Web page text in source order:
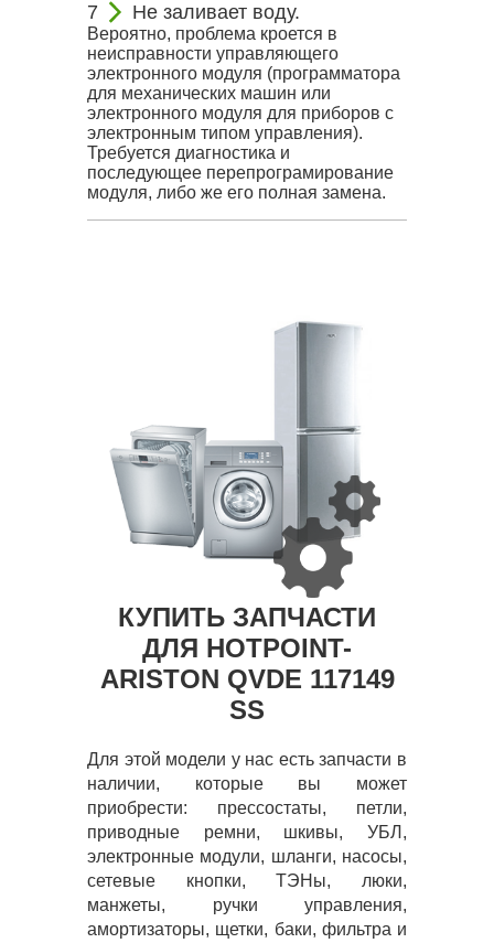
Не заливает воду.
Вероятно, проблема кроется в
неисправности управляющего
электронного модуля (программатора
для механических машин или
электронного модуля для приборов с
электронным типом управления).
Требуется диагностика и
последующее перепрограмирование
модуля, либо же его полная замена.
КУПИТЬ ЗАПЧАСТИ
ДЛЯ HOTPOINT-
ARISTON QVDE 117149
SS
Для этой модели у нас есть запчасти в
наличии, которые вы может
приобрести: прессостаты, петли,
приводные ремни, шкивы, УБЛ,
электронные модули, шланги, насосы,
сетевые кнопки, ТЭНы, люки,
манжеты, ручки управления,
амортизаторы, щетки, баки, фильтра и